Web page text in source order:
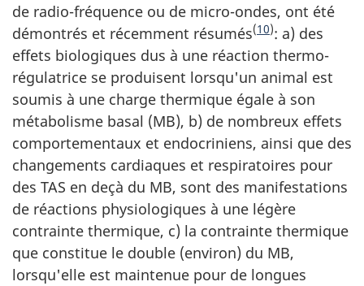
de radio-fréquence ou de micro-ondes, ont été
démontrés et récemment résumés(10): a) des
effets biologiques dus à une réaction thermo-
régulatrice se produisent lorsqu'un animal est
soumis à une charge thermique égale à son
métabolisme basal (MB), b) de nombreux effets
comportementaux et endocriniens, ainsi que des
changements cardiaques et respiratoires pour
des TAS en deçà du MB, sont des manifestations
de réactions physiologiques à une légère
contrainte thermique, c) la contrainte thermique
que constitue le double (environ) du MB,
lorsqu'elle est maintenue pour de longues